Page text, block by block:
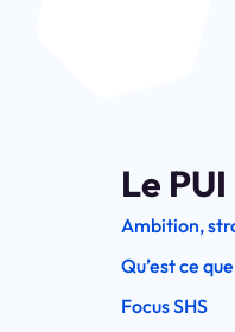
Le PUI
Ambition,
Qu’est ce
Focus SHS